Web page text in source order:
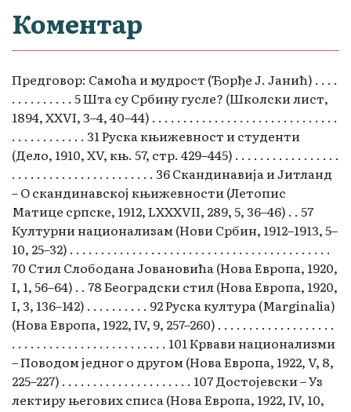
Коментар
Предговор: Самоћа и мудрост (Ђорђе Ј. Јанић) . . . .
. . . . . . . . . . 5 Шта су Србину гусле? (Школски лист,
1894, ХХVI, 3–4, 40–44) . . . . . . . . . . . . . . . . . . . . . . . . . . . . . .
. . . . . . . . . . . . 31 Руска књижевност и студенти
(Дело, 1910, XV, књ. 57, стр. 429–445) . . . . . . . . . . . . . . . . .
. . . . . . . . . . . . . . . . . . . . . . . 36 Скандинавија и Јитланд
– О скандинавској књижевности (Летопис
Матице српске, 1912, LХХХVII, 289, 5, 36–46) . . 57
Културни национализам (Нови Србин, 1912–1913, 5–
10, 25–32) . . . . . . . . . . . . . . . . . . . . . . . . . . . . . . . . . . . . . . . . . .
70 Стил Слободана Јовановића (Нова Европа, 1920,
I, 1, 56–64) . . 78 Београдски стил (Нова Европа, 1920,
I, 3, 136–142) . . . . . . . . . . 92 Руска култура (Marginalia)
(Нова Европа, 1922, IV, 9, 257–260) . . . . . . . . . . . . . . . . . . .
. . . . . . . . . . . . . . . . . . . . . . . . . 101 Крвави национализми
– Поводом једног о другом (Нова Европа, 1922, V, 8,
225–227) . . . . . . . . . . . . . . . . . . . . . 107 Достојевски – Уз
лектиру његових списа (Нова Европа, 1922, IV, 10,